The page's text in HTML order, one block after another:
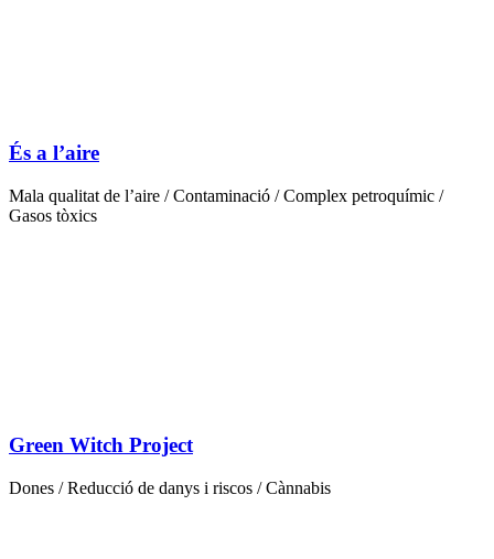
És a l’aire
Mala qualitat de l’aire / Contaminació / Complex petroquímic /
Gasos tòxics
Green Witch Project
Dones / Reducció de danys i riscos / Cànnabis